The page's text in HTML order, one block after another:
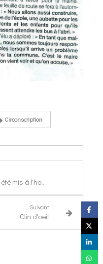
Circonscription
Voeux : trois élus ont été mis à l'honneur
Suivant
Clin d'oeil